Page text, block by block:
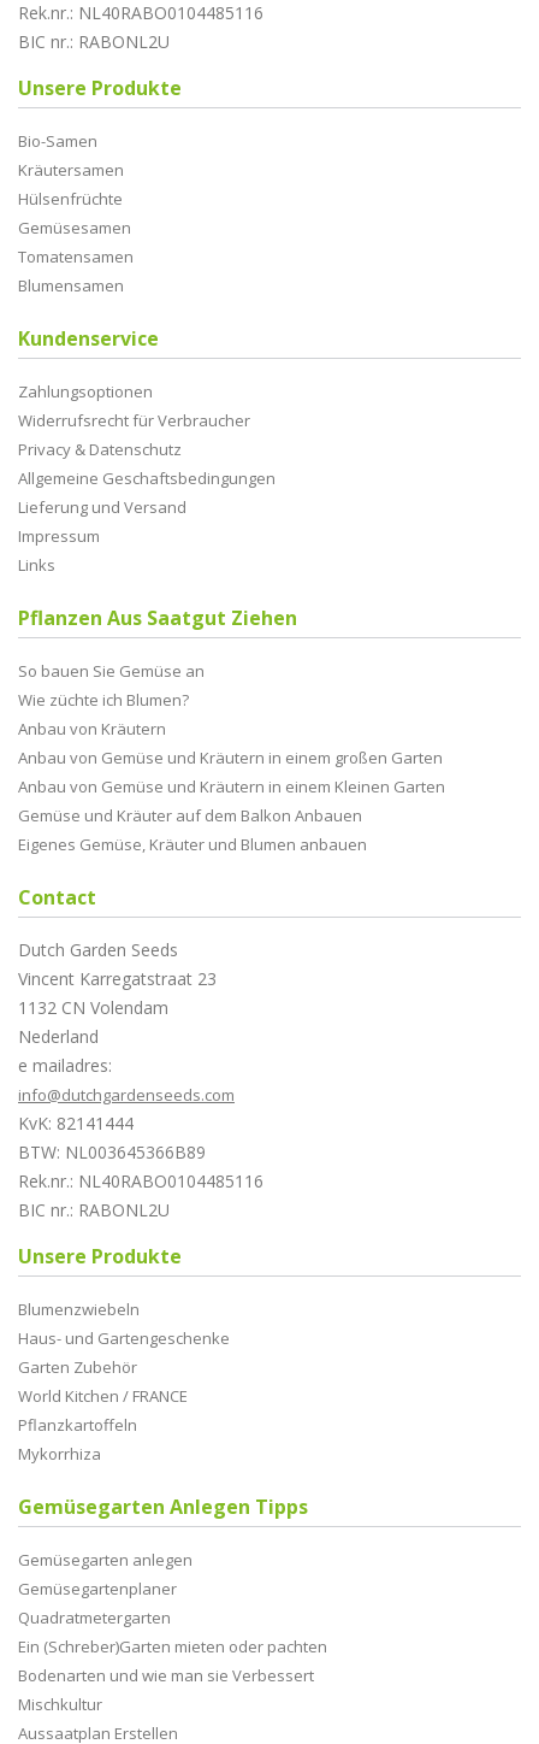
Rek.nr.: NL40RABO0104485116
BIC nr.: RABONL2U
Unsere Produkte
Bio-Samen
Kräutersamen
Hülsenfrüchte
Gemüsesamen
Tomatensamen
Blumensamen
Kundenservice
Zahlungsoptionen
Widerrufsrecht für Verbraucher
Privacy & Datenschutz
Allgemeine Geschaftsbedingungen
Lieferung und Versand
Impressum
Links
Pflanzen Aus Saatgut Ziehen
So bauen Sie Gemüse an
Wie züchte ich Blumen?
Anbau von Kräutern
Anbau von Gemüse und Kräutern in einem großen Garten
Anbau von Gemüse und Kräutern in einem Kleinen Garten
Gemüse und Kräuter auf dem Balkon Anbauen
Eigenes Gemüse, Kräuter und Blumen anbauen
Contact
Dutch Garden Seeds
Vincent Karregatstraat 23
1132 CN Volendam
Nederland
e mailadres:
info@dutchgardenseeds.com
KvK: 82141444
BTW: NL003645366B89
Rek.nr.: NL40RABO0104485116
BIC nr.: RABONL2U
Unsere Produkte
Blumenzwiebeln
Haus- und Gartengeschenke
Garten Zubehör
World Kitchen / FRANCE
Pflanzkartoffeln
Mykorrhiza
Gemüsegarten Anlegen Tipps
Gemüsegarten anlegen
Gemüsegartenplaner
Quadratmetergarten
Ein (Schreber)Garten mieten oder pachten
Bodenarten und wie man sie Verbessert
Mischkultur
Aussaatplan Erstellen